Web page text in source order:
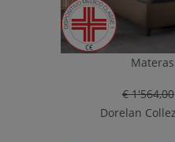
€ 1'564,00
Dorelan